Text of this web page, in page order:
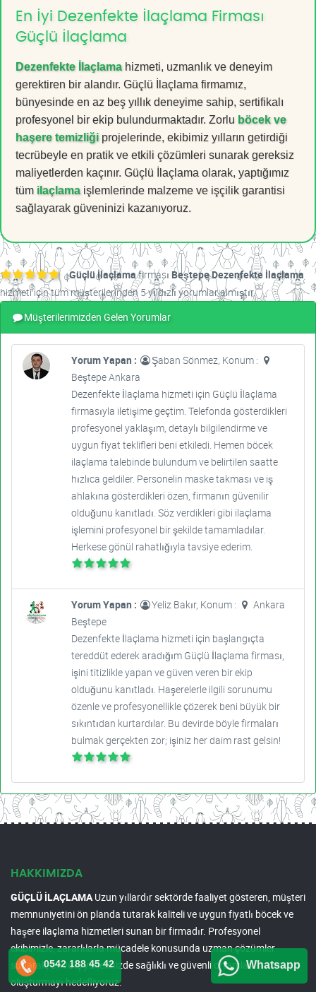
En İyi Dezenfekte İlaçlama Firması
Güçlü İlaçlama
Dezenfekte İlaçlamahizmeti, uzmanlık ve deneyim
gerektiren bir alandır. Güçlü İlaçlama firmamız,
bünyesinde en az beş yıllık deneyime sahip, sertifikalı
profesyonel bir ekip bulundurmaktadır. Zorlu böcek ve
haşere temizliği projelerinde, ekibimiz yılların getirdiği
tecrübeyle en pratik ve etkili çözümleri sunarak gereksiz
maliyetlerden kaçınır. Güçlü İlaçlama olarak, yaptığımız
tüm ilaçlamaişlemlerinde malzeme ve işçilik garantisi
sağlayarak güveninizi kazanıyoruz.
Güçlü İlaçlamafirması Beştepe Dezenfekte İlaçlama
hizmeti için tüm müşterilerinden 5 yıldızlı yorumlar almıştır.
Müşterilerimizden Gelen Yorumlar
Yorum Yapan :
Şaban Sönmez, Konum :
Beştepe Ankara
Dezenfekte İlaçlama hizmeti için Güçlü İlaçlama
firmasıyla iletişime geçtim. Telefonda gösterdikleri
profesyonel yaklaşım, detaylı bilgilendirme ve
uygun fiyat teklifleri beni etkiledi. Hemen böcek
ilaçlama talebinde bulundum ve belirtilen saatte
hızlıca geldiler. Personelin maske takması ve iş
ahlakına gösterdikleri özen, firmanın güvenilir
olduğunu kanıtladı. Söz verdikleri gibi ilaçlama
işlemini profesyonel bir şekilde tamamladılar.
Herkese gönül rahatlığıyla tavsiye ederim.
Yorum Yapan : Yeliz Bakır, Konum :
Ankara
Beştepe
Dezenfekte İlaçlama hizmeti için başlangıçta
tereddüt ederek aradığım Güçlü İlaçlama firması,
işini titizlikle yapan ve güven veren bir ekip
olduğunu kanıtladı. Haşerelerle ilgili sorunumu
özenle ve profesyonellikle çözerek beni büyük bir
sıkıntıdan kurtardılar. Bu devirde böyle firmaları
bulmak gerçekten zor; işiniz her daim rast gelsin!
HAKKIMIZDA
GÜÇLÜ İLAÇLAMAUzun yıllardır sektörde faaliyet gösteren, müşteri
memnuniyetini ön planda tutarak kaliteli ve uygun fiyatlı böcek ve
haşere ilaçlama hizmetleri sunan bir firmadır. Profesyonel
ekibimizle, zararlılarla mücadele konusunda uzman çözümler
sunarak, ev ve iş yerlerinizde sağlıklı ve güvenli ortamlar
oluşturmayı hedefliyoruz.
0542 188 45 42 Whatsapp